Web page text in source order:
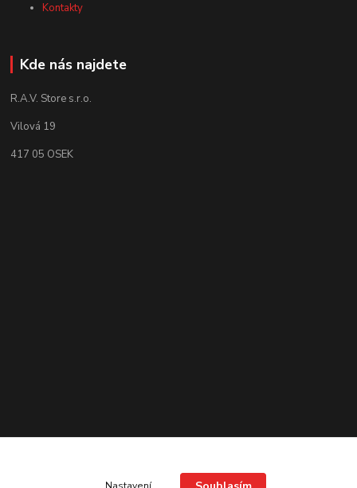
Kontakty
Kde nás najdete
R.A.V. Store s.r.o.
Vilová 19
417 05 OSEK